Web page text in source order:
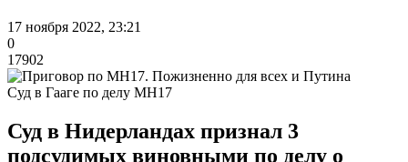
17 ноября 2022, 23:21
0
17902
Суд в Гааге по делу MH17
Суд в Нидерландах признал 3
подсудимых виновными по делу о